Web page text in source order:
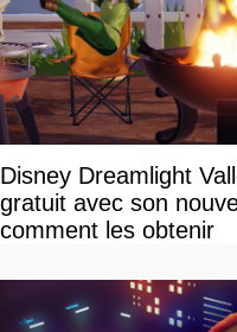
Disney Dreamlight
gratuit avec son
comment les obtenir